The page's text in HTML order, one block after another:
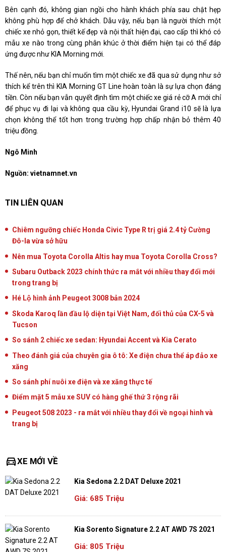
Bên cạnh đó, không gian ngồi cho hành khách phía sau chật hẹp
không phù hợp để chở khách. Dẫu vậy, nếu bạn là người thích một
chiếc xe nhỏ gọn, thiết kế đẹp và nội thất hiện đại, cao cấp thì khó có
mẫu xe nào trong cùng phân khúc ở thời điểm hiện tại có thể đáp
ứng được như KIA Morning mới.
Thế nên, nếu bạn chỉ muốn tìm một chiếc xe đã qua sử dụng như sở
thích kể trên thì KIA Morning GT Line hoàn toàn là sự lựa chọn đáng
tiền. Còn nếu bạn vẫn quyết định tìm một chiếc xe giá rẻ cỡ A mới chỉ
để phục vụ đi lại và không qua cầu kỳ, Hyundai Grand i10 sẽ là lựa
chọn không thể tốt hơn trong trường hợp chấp nhận bỏ thêm 40
triệu đồng.
Ngô Minh
Nguồn: vietnamnet.vn
TIN LIÊN QUAN
Chiêm ngưỡng chiếc Honda Civic Type R trị giá 2.4 tỷ Cường
Đô-la vừa sở hữu
Nên mua Toyota Corolla Altis hay mua Toyota Corolla Cross?
Subaru Outback 2023 chính thức ra mắt với nhiều thay đổi mới
trong trang bị
Hé Lộ hình ảnh Peugeot 3008 bản 2024
Skoda Karoq lần đầu lộ diện tại Việt Nam, đối thủ của CX-5 và
Tucson
So sánh 2 chiếc xe sedan: Hyundai Accent và Kia Cerato
Theo đánh giá của chuyên gia ô tô: Xe điện chưa thể áp đảo xe
xăng
So sánh phí nuôi xe điện và xe xăng thực tế
Điểm mặt 5 mẫu xe SUV có hàng ghế thứ 3 rộng rãi
Peugeot 508 2023 - ra mắt với nhiều thay đổi về ngoại hình và
trang bị
directions_carXE MỚI VỀ
Kia Sedona 2.2 DAT Deluxe 2021
Giá: 685 Triệu
Kia Sorento Signature 2.2 AT AWD 7S 2021
Giá: 805 Triệu